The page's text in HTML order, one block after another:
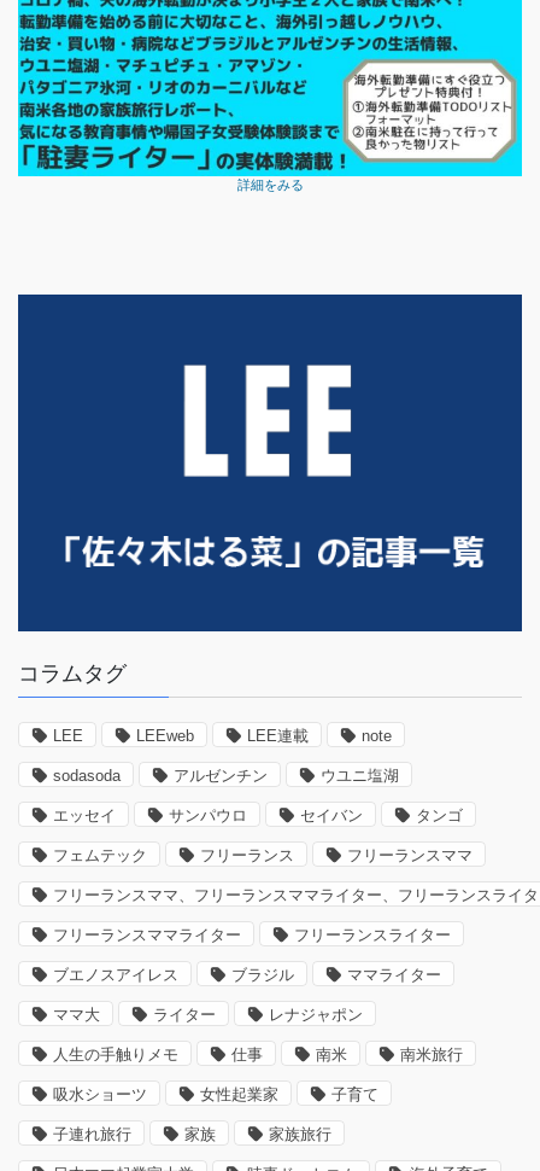
詳細をみる
コラムタグ
LEE LEEweb LEE連載 note
sodasoda アルゼンチン ウユニ塩湖
エッセイ サンパウロ セイバン タンゴ
フェムテック フリーランス フリーランスママ
フリーランスママ、フリーランスママライター、フリーランスライ
フリーランスママライター フリーランスライター
ブエノスアイレス ブラジル ママライター
ママ大 ライター レナジャポン
人生の手触りメモ 仕事 南米 南米旅行
吸水ショーツ 女性起業家 子育て
子連れ旅行 家族 家族旅行